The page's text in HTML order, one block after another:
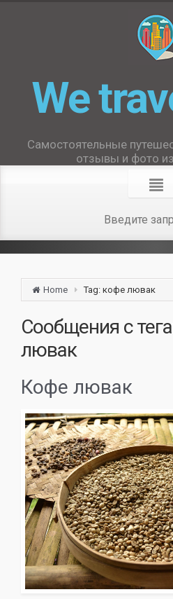
We
Самостоятельные
отзывы и фото
Home Tag: кофе лювак
Сообщения с
лювак
Кофе лювак